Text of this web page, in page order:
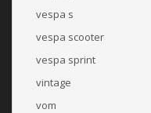
vespa s
vespa scooter
vespa sprint
vintage
vom